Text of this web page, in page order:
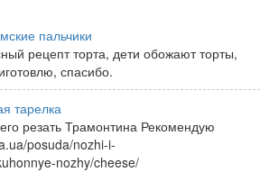
пальчики
рецепт торта, дети обожают торты,
спасибо.
тарелка
резать Трамонтина Рекомендую
posuda/nozhi-i-
nozhy/cheese/